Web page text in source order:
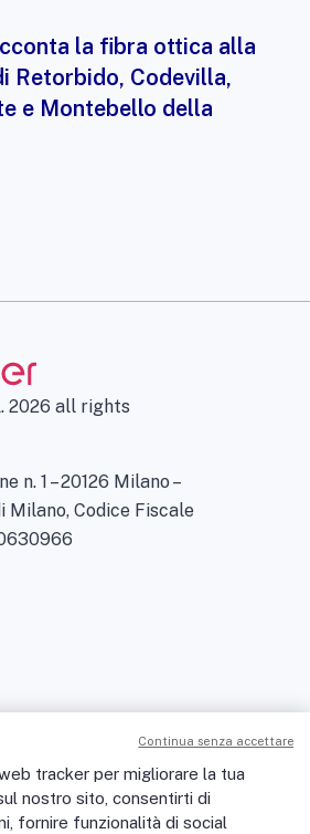
la fibra ottica alla
Retorbido, Codevilla,
e Montebello della
2026 all rights
n. 1 – 20126 Milano –
Milano, Codice Fiscale
tracker per migliorare la tua
nostro sito, consentirti di
fornire funzionalità di social
Continua senza accettare